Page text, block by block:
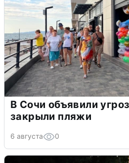
В Сочи объявили
закрыли пляжи
6 августа 0